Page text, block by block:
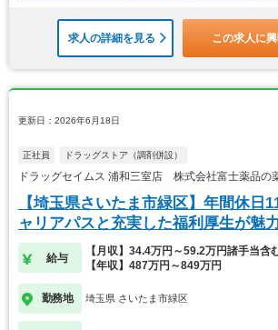
求人の詳細を見る この求人に
更新日：2026年6月18日
正社員 ドラッグストア（調剤併設）
ドラッグセイムス 浦和三室店 株式会社富士薬品の
【埼玉県さいたま市緑区】年間休日
ャリアパスと充実した福利厚生が魅
給与
【月収】34.4万円～59.2万円諸手当含
【年収】487万円～849万円
勤務地 埼玉県 さいたま市緑区